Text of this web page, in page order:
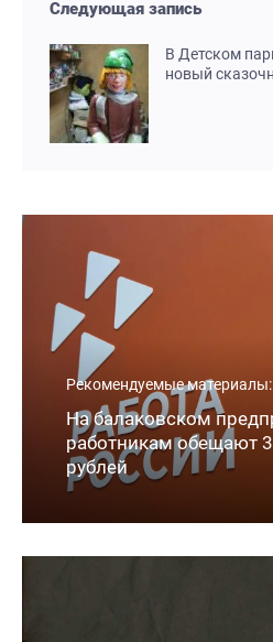
Следующая запись
В Детском
новый
Рекомендуемые материалы:
На балаковском
работникам обещают
рублей